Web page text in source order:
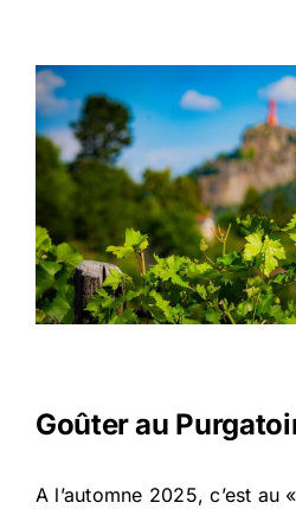
Goûter au
A l’automne 2025, c’est au